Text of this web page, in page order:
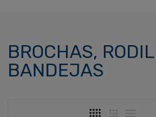
BROCHAS,
BANDEJAS